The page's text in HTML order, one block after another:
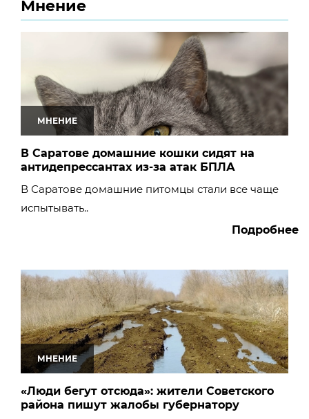
Мнение
МНЕНИЕ
В Саратове домашние кошки сидят на
антидепрессантах из-за атак БПЛА
В Саратове домашние питомцы стали все чаще
испытывать..
Подробнее
МНЕНИЕ
«Люди бегут отсюда»: жители Советского
района пишут жалобы губернатору